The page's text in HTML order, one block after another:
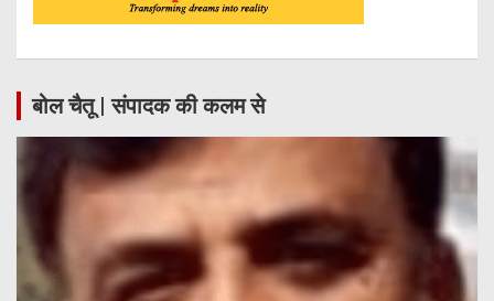
बोल चैतू | संपादक की कलम से